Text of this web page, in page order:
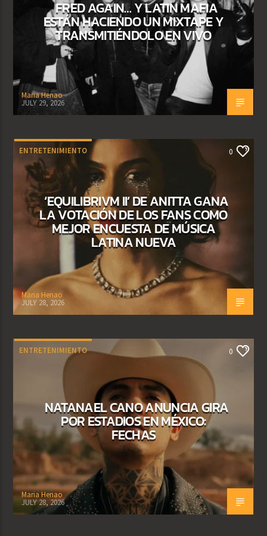
FRED AGAIN… Y LATIN MAFIA
ESTÁN HACIENDO UN MIXTAPE Y
TRANSMITIÉNDOLO EN VIVO
Maria Henao
JULY 29, 2026
ENTRETENIMIENTO 0
‘EQUILIBRIVM II’ DE ANITTA GANA
LA VOTACIÓN DE LOS FANS COMO
MEJOR ENCUESTA DE MÚSICA
LATINA NUEVA
Maria Henao
JULY 28, 2026
ENTRETENIMIENTO 0
NATANAEL CANO ANUNCIA GIRA
POR ESTADIOS EN MÉXICO:
FECHAS
Maria Henao
JULY 28, 2026